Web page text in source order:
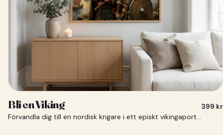
Bli en Viking
Förvandla dig till en nordisk krigare i ett episkt vikingaporträtt.
399 kr